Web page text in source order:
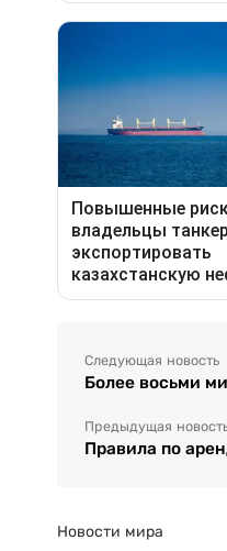
Следующая новость
Более восьми
Предыдущая
Правила по
Новости мира